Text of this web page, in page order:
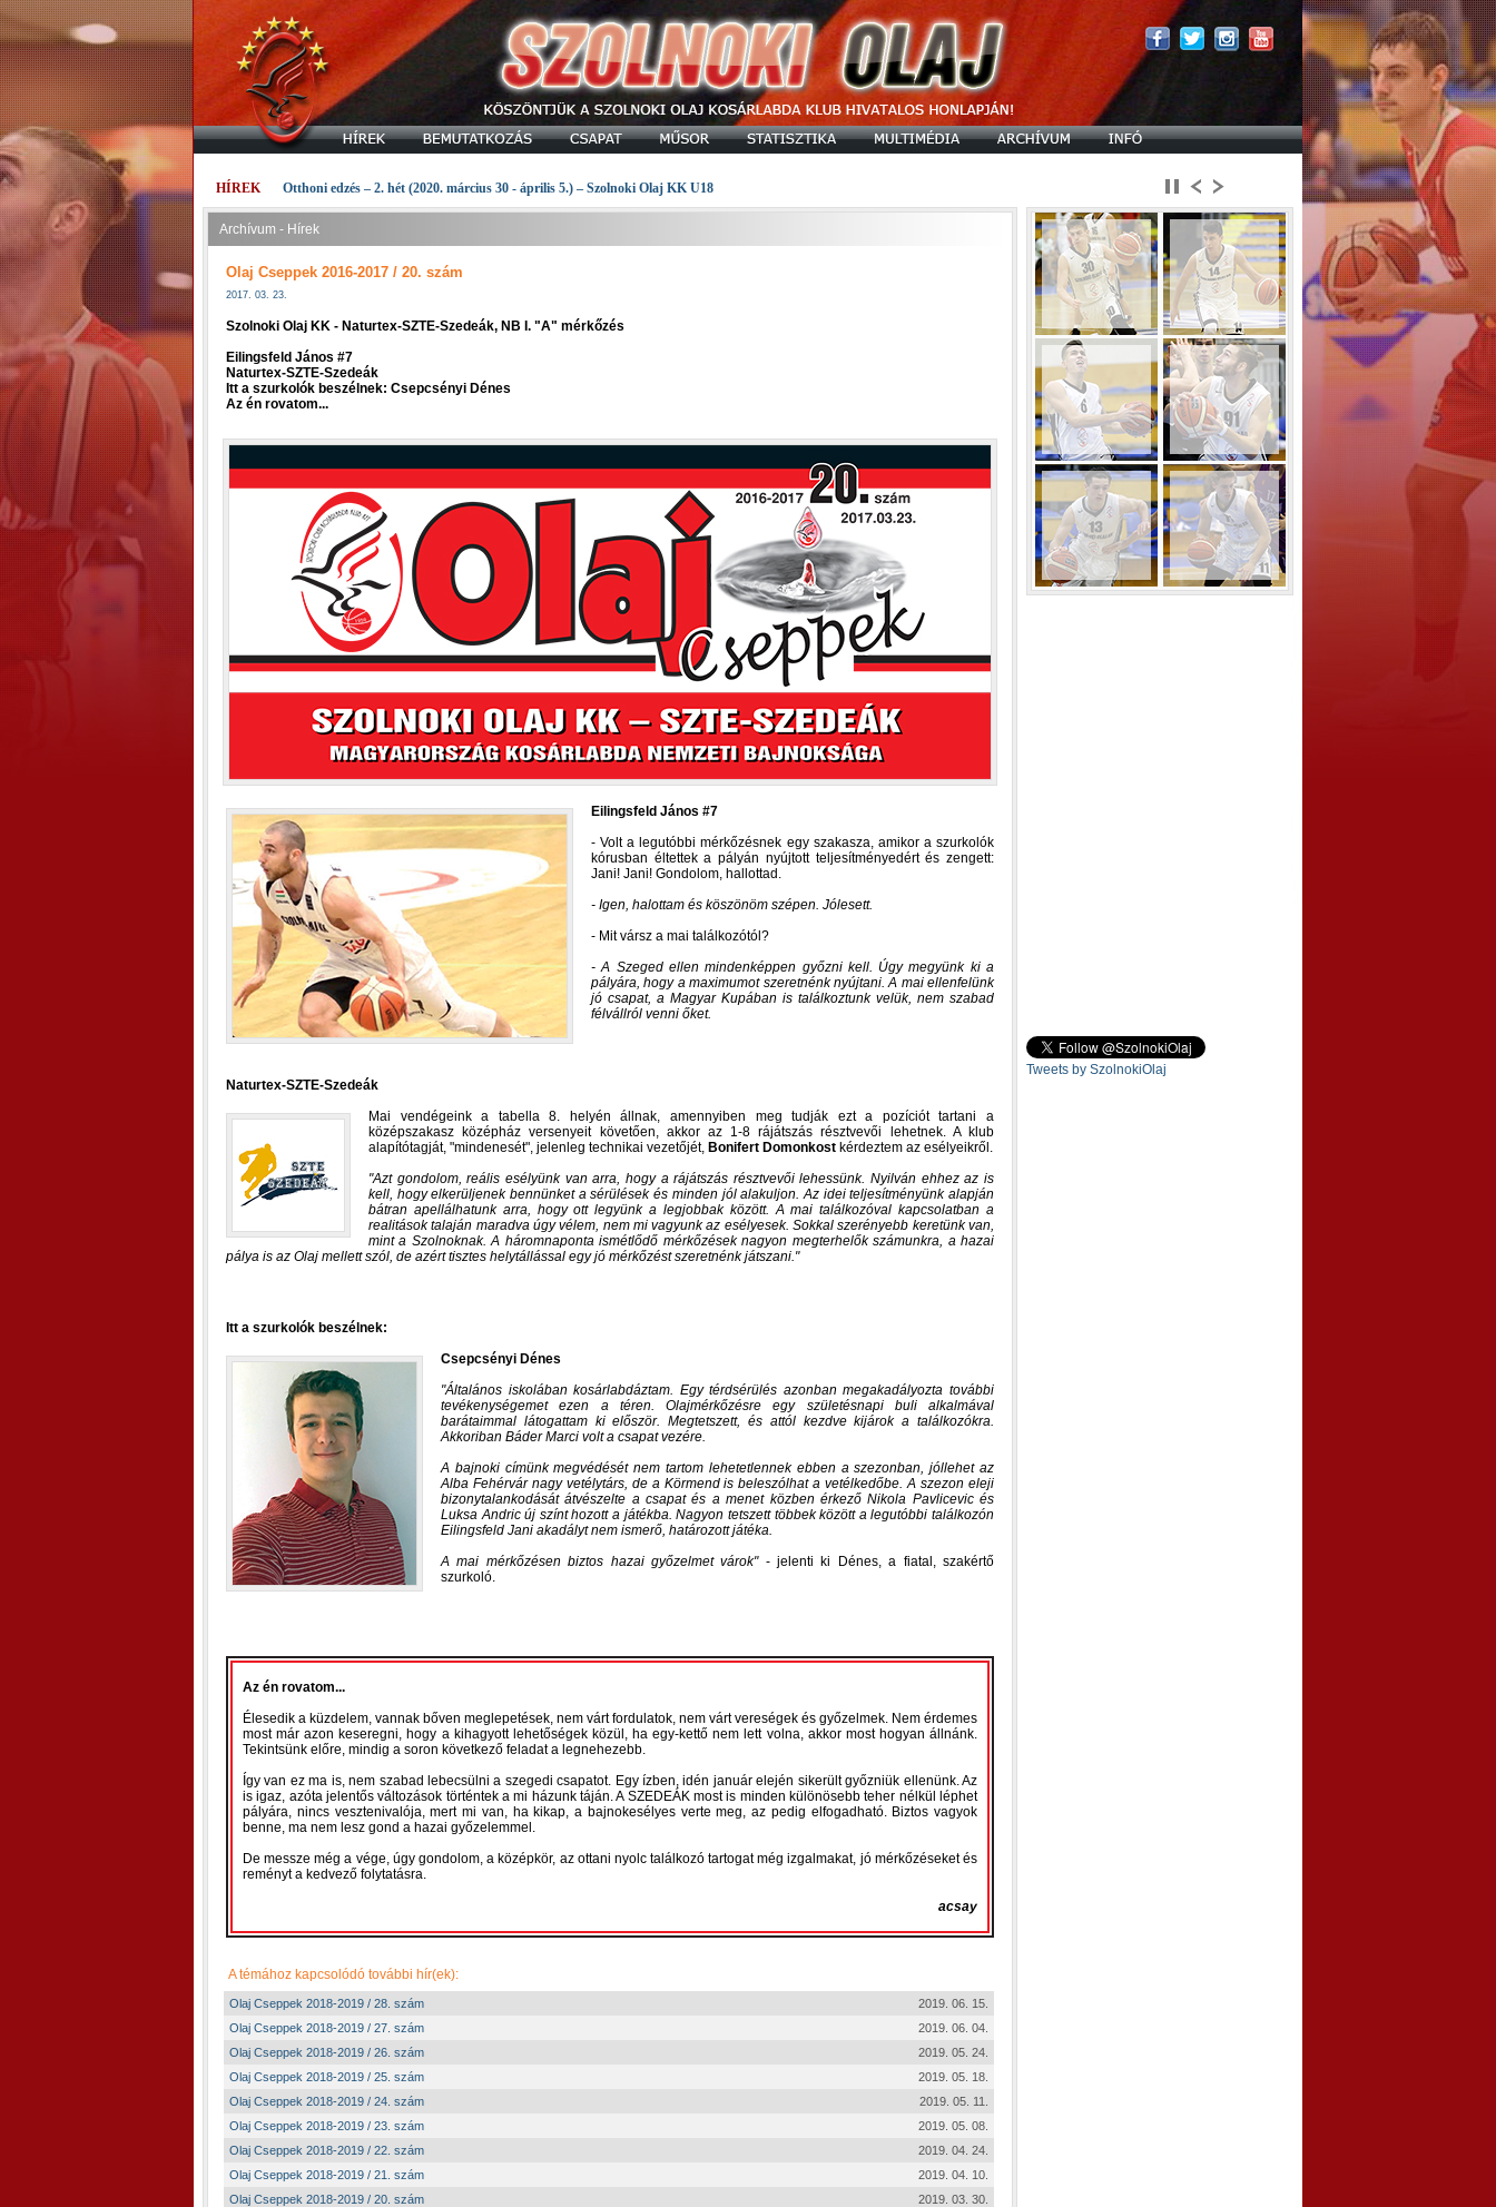
HÍREK Otthoni edzés – 2. hét (2020. március 30 - április 5.) – Szolnoki Olaj KK U18
Archívum - Hírek
Olaj Cseppek 2016-2017 / 20. szám
2017. 03. 23.
Szolnoki Olaj KK - Naturtex-SZTE-Szedeák, NB I. "A" mérkőzés
Eilingsfeld János #7
Naturtex-SZTE-Szedeák
Itt a szurkolók beszélnek: Csepcsényi Dénes
Az én rovatom...
Eilingsfeld János #7
- Volt a legutóbbi mérkőzésnek egy szakasza, amikor a szurkolók
kórusban éltettek a pályán nyújtott teljesítményedért és zengett:
Jani! Jani! Gondolom, hallottad.
- Igen, halottam és köszönöm szépen. Jólesett.
- Mit vársz a mai találkozótól?
- A Szeged ellen mindenképpen győzni kell. Úgy megyünk ki a
pályára, hogy a maximumot szeretnénk nyújtani. A mai ellenfelünk
jó csapat, a Magyar Kupában is találkoztunk velük, nem szabad
félvállról venni őket.
Naturtex-SZTE-Szedeák
Mai vendégeink a tabella 8. helyén állnak, amennyiben meg tudják ezt a pozíciót tartani a
középszakasz középház versenyeit követően, akkor az 1-8 rájátszás résztvevői lehetnek. A klub
alapítótagját, "mindenesét", jelenleg technikai vezetőjét, Bonifert Domonkost kérdeztem az esélyeikről.
Azt gondolom, reális esélyünk van arra, hogy a rájátszás résztvevői lehessünk. Nyilván ehhez az is
kell, hogy elkerüljenek bennünket a sérülések és minden jól alakuljon. Az idei teljesítményünk alapján
bátran apellálhatunk arra, hogy ott legyünk a legjobbak között. A mai találkozóval kapcsolatban a
realitások talaján maradva úgy vélem, nem mi vagyunk az esélyesek. Sokkal szerényebb keretünk van,
mint a Szolnoknak. A háromnaponta ismétlődő mérkőzések nagyon megterhelők számunkra, a hazai
pálya is az Olaj mellett szól, de azért tisztes helytállással egy jó mérkőzést szeretnénk játszani.
Itt a szurkolók beszélnek:
Csepcsényi Dénes
Általános iskolában kosárlabdáztam. Egy térdsérülés azonban megakadályozta további
tevékenységemet ezen a téren. Olajmérkőzésre egy születésnapi buli alkalmával
barátaimmal látogattam ki először. Megtetszett, és attól kezdve kijárok a találkozókra.
Akkoriban Báder Marci volt a csapat vezére.
A bajnoki címünk megvédését nem tartom lehetetlennek ebben a szezonban, jóllehet az
Alba Fehérvár nagy vetélytárs, de a Körmend is beleszólhat a vetélkedőbe. A szezon eleji
bizonytalankodását átvészelte a csapat és a menet közben érkező Nikola Pavlicevic és
Luksa Andric új színt hozott a játékba. Nagyon tetszett többek között a legutóbbi találkozón
Eilingsfeld Jani akadályt nem ismerő, határozott játéka.
A mai mérkőzésen biztos hazai győzelmet várok - jelenti ki Dénes, a fiatal, szakértő
szurkoló.
Az én rovatom...
Élesedik a küzdelem, vannak bőven meglepetések, nem várt fordulatok, nem várt vereségek és győzelmek. Nem érdemes
most már azon keseregni, hogy a kihagyott lehetőségek közül, ha egy-kettő nem lett volna, akkor most hogyan állnánk.
Tekintsünk előre, mindig a soron következő feladat a legnehezebb.
Így van ez ma is, nem szabad lebecsülni a szegedi csapatot. Egy ízben, idén január elején sikerült győzniük ellenünk. Az
is igaz, azóta jelentős változások történtek a mi házunk táján. A SZEDEÁK most is minden különösebb teher nélkül léphet
pályára, nincs vesztenivalója, mert mi van, ha kikap, a bajnokesélyes verte meg, az pedig elfogadható. Biztos vagyok
benne, ma nem lesz gond a hazai győzelemmel.
De messze még a vége, úgy gondolom, a középkör, az ottani nyolc találkozó tartogat még izgalmakat, jó mérkőzéseket és
reményt a kedvező folytatásra.
acsay
A témához kapcsolódó további hír(ek):
Olaj Cseppek 2018-2019 / 28. szám
2019. 06. 15.
Olaj Cseppek 2018-2019 / 27. szám
2019. 06. 04.
Olaj Cseppek 2018-2019 / 26. szám
2019. 05. 24.
Olaj Cseppek 2018-2019 / 25. szám
2019. 05. 18.
Olaj Cseppek 2018-2019 / 24. szám
2019. 05. 11.
Olaj Cseppek 2018-2019 / 23. szám
2019. 05. 08.
Olaj Cseppek 2018-2019 / 22. szám
2019. 04. 24.
Olaj Cseppek 2018-2019 / 21. szám
2019. 04. 10.
Olaj Cseppek 2018-2019 / 20. szám
2019. 03. 30.
Tweets by SzolnokiOlaj